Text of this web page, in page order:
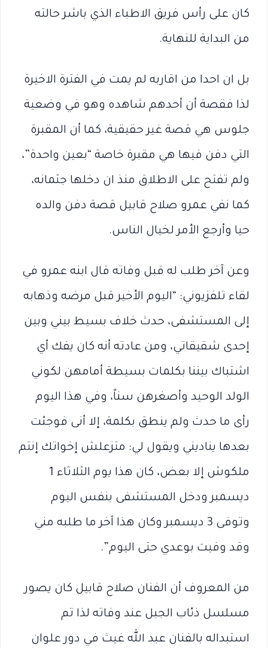
كان على رأس فريق الاطباء الذي باشر حالته
من البداية للنهاية.
بل ان احدا من اقاربه لم يمت في الفترة الاخيرة
لذا فقصة أن أحدهم شاهده وهو في وضعية
جلوس هي قصة غير حقيقية، كما أن المقبرة
التي دفن فيها هي مقبرة خاصة “بعين واحدة”،
ولم تفتح على الاطلاق منذ ان دخلها جثمانه،
كما نفي عمرو صلاح قابيل قصة دفن والده
حيا وأرجع الأمر لخيال الناس.
وعن آخر طلب له قبل وفاته قال ابنه عمرو في
لقاء تلفزيوني: “اليوم الأخير قبل مرضه وذهابه
إلى المستشفى، حدث خلاف بسيط بيني وبين
إحدى شقيقاتي، ومن عادته أنه كان يفك أي
اشتباك بيننا بكلمات بسيطة أمامهن لكوني
الولد الوحيد وأصغرهن سناً، وفي هذا اليوم
رأى ما حدث ولم ينطق بكلمة، إلا أنى فوجئت
بعدها يناديني ويقول لي: متزعلش إخواتك إنتم
ملكوش إلا بعض، كان هذا يوم الثلاثاء 1
ديسمبر ودخل المستشفى بنفس اليوم
وتوفى 3 ديسمبر وكان هذا آخر ما طلبه مني
وقد وفيت بوعدي حتى اليوم”.
من المعروف أن الفنان صلاح قابيل كان يصور
مسلسل ذئاب الجبل عند وفاته لذا تم
استبداله بالفنان عبد الله غيث في دور علوان